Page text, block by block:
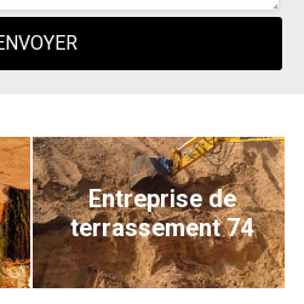
Entreprise de
terrassement 74